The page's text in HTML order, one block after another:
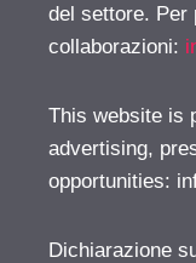
del settore. Per
collaborazioni:
This website is
advertising,
opportunities:
Dichiarazione